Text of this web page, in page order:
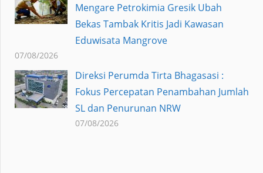
Mengare Petrokimia Gresik Ubah
Bekas Tambak Kritis Jadi Kawasan
Eduwisata Mangrove
07/08/2026
Direksi Perumda Tirta Bhagasasi :
Fokus Percepatan Penambahan Jumlah
SL dan Penurunan NRW
07/08/2026